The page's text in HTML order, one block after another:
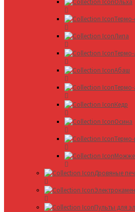
Ольха
Липа
Абаш
Кедр
Осина
Дровяные
Пульты для